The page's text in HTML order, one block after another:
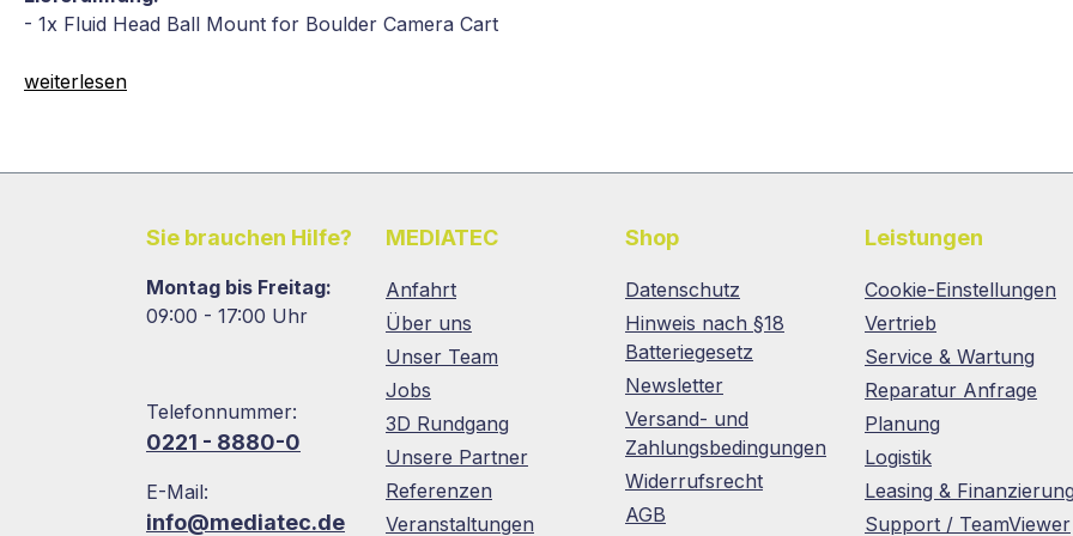
- 1x Fluid Head Ball Mount for Boulder Camera Cart
weiterlesen
Sie brauchen Hilfe?
Montag bis Freitag:
09:00 - 17:00 Uhr
Telefonnummer:
0221 - 8880-0
E-Mail:
info@mediatec.de
MEDIATEC
Anfahrt
Über uns
Unser Team
Jobs
3D Rundgang
Unsere Partner
Referenzen
Veranstaltungen
Shop
Datenschutz
Hinweis nach §18
Batteriegesetz
Newsletter
Versand- und
Zahlungsbedingungen
Widerrufsrecht
AGB
Leistungen
Cookie-Einstellungen
Vertrieb
Service & Wartung
Reparatur Anfrage
Planung
Logistik
Leasing &
Support / TeamViewer